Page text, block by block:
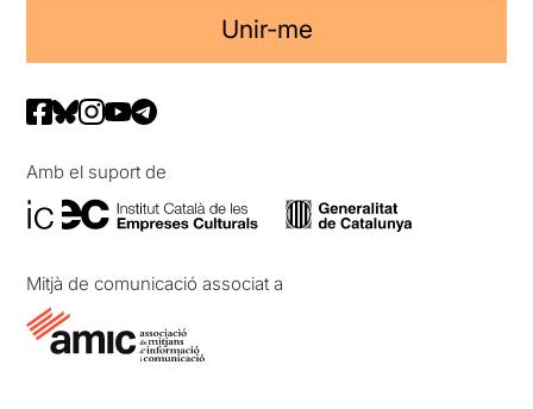
Unir-me
Amb el suport de
Mitjà de comunicació associat a